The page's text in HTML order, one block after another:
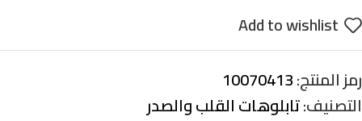
Add to wishlist
رمز المنتج:10070413
التصنيف:تابلوهات القلب والصدر